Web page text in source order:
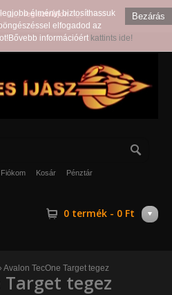
vagy regisztráljonegy fiókot!
Fiókom Kosár Pénztár
0 termék - 0 Ft
Avalon TecOne Target tegez
Target tegez
Bezárás
élményt biztosíthassuk
elfogadod az
információért kattints ide!